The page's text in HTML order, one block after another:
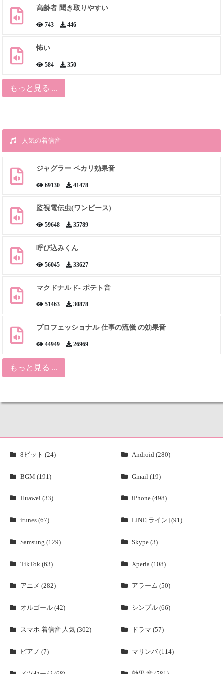
高齢者 聞き取りやすい
743 446
怖い
584 350
もっと見る ...
人気の着信音
ジャグラー ペカリ効果音
69130 41478
監視電伝虫(ワンピース)
59648 35789
呼び込みくん
56045 33627
マクドナルド- ポテト音
51463 30878
プロフェッショナル 仕事の流儀 の効果音
44949 26969
もっと見る ...
8ビット (24) Android (280)
BGM (191) Gmail (19)
Huawei (33) iPhone (498)
itunes (67) LINE[ライン] (91)
Samsung (129) Skype (3)
TikTok (63) Xperia (108)
アニメ (282) アラーム (50)
オルゴール (42) シンプル (66)
スマホ 着信音 人気 (302) ドラマ (57)
ピアノ (7) マリンバ (114)